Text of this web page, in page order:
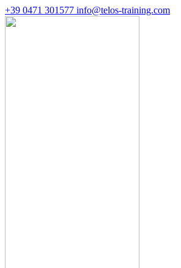
+39 0471 301577 info@telos-training.com